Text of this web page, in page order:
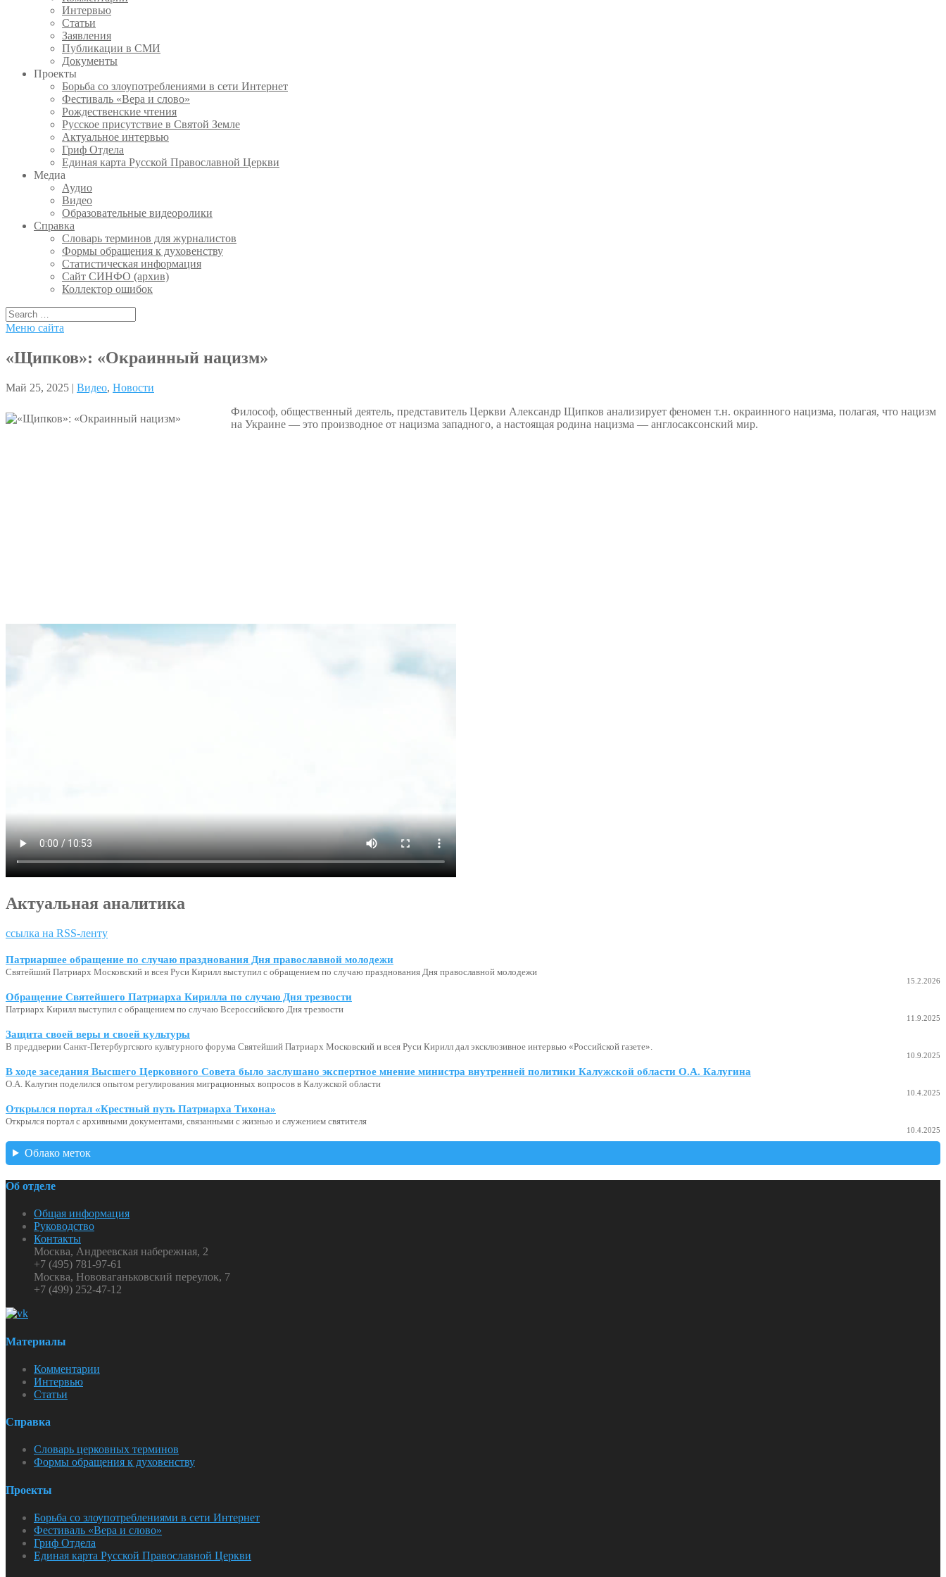
Интервью
Статьи
Заявления
Публикации в СМИ
Документы
Проекты
Борьба со злоупотреблениями в сети Интернет
Фестиваль «Вера и слово»
Рождественские чтения
Русское присутствие в Святой Земле
Актуальное интервью
Гриф Отдела
Единая карта Русской Православной Церкви
Медиа
Аудио
Видео
Образовательные видеоролики
Справка
Словарь терминов для журналистов
Формы обращения к духовенству
Статистическая информация
Сайт СИНФО (архив)
Коллектор ошибок
Меню сайта
«Щипков»: «Окраинный нацизм»
Май 25, 2025 | Видео, Новости
Философ, общественный деятель, представитель Церкви Александр Щипков анализирует феномен т.н. окраинного нацизма, полагая, что нацизм
на Украине — это производное от нацизма западного, а настоящая родина нацизма — англосаксонский мир.
Актуальная аналитика
ссылка на RSS-ленту
Патриаршее обращение по случаю празднования Дня православной молодежи
Святейший Патриарх Московский и всея Руси Кирилл выступил с обращением по случаю празднования Дня православной молодежи
15.2.2026
Обращение Святейшего Патриарха Кирилла по случаю Дня трезвости
Патриарх Кирилл выступил с обращением по случаю Всероссийского Дня трезвости
11.9.2025
Защита своей веры и своей культуры
В преддверии Санкт-Петербургского культурного форума Святейший Патриарх Московский и всея Руси Кирилл дал эксклюзивное интервью «Российской газете».
10.9.2025
В ходе заседания Высшего Церковного Совета было заслушано экспертное мнение министра внутренней политики Калужской области О.А. Калугина
О.А. Калугин поделился опытом регулирования миграционных вопросов в Калужской области
10.4.2025
Открылся портал «Крестный путь Патриарха Тихона»
Открылся портал с архивными документами, связанными с жизнью и служением святителя
10.4.2025
Облако меток
Об отделе
Общая информация
Руководство
Контакты
Москва, Андреевская набережная, 2
+7 (495) 781-97-61
Москва, Нововаганьковский переулок, 7
+7 (499) 252-47-12
Материалы
Комментарии
Интервью
Статьи
Справка
Словарь церковных терминов
Формы обращения к духовенству
Проекты
Борьба со злоупотреблениями в сети Интернет
Фестиваль «Вера и слово»
Гриф Отдела
Единая карта Русской Православной Церкви